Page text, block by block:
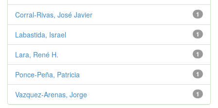
1
Corral-Rivas, José Javier
1
Labastida, Israel
1
Lara, René H.
1
Ponce-Peña, Patricia
1
Vazquez-Arenas, Jorge